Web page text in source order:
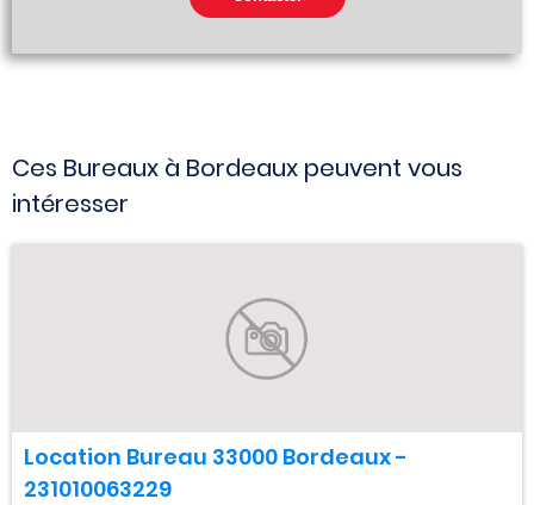
Ces Bureaux à Bordeaux peuvent vous
intéresser
Location Bureau 33000 Bordeaux -
231010063229